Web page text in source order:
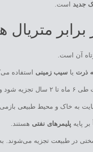
جدید است.
آن است.
ذرت یا سیب زمینی استفاده
مواد اولیه طبیعی برگردد.
به خاک و محیط طبیعی
پایه پلیمرهای نفتی هستند.
در طبیعت تجزیه